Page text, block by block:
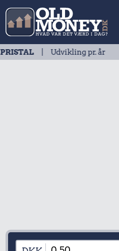
Udvikling pr. år2026: